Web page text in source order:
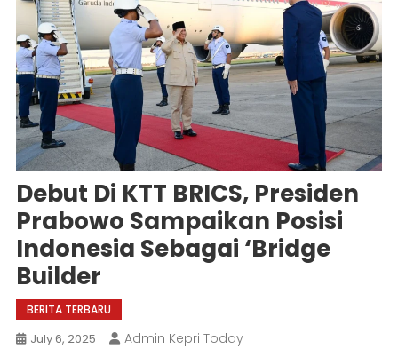
Debut Di KTT BRICS, Presiden
Prabowo Sampaikan Posisi
Indonesia Sebagai ‘Bridge
Builder
BERITA TERBARU
July 6, 2025 Admin Kepri Today